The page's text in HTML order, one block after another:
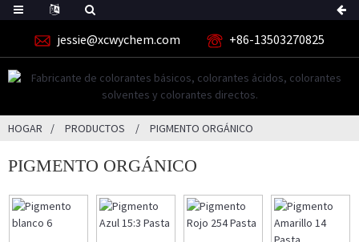
jessie@xcwychem.com +86-13503270825
HOGAR PRODUCTOS PIGMENTO ORGÁNICO
PIGMENTO ORGÁNICO